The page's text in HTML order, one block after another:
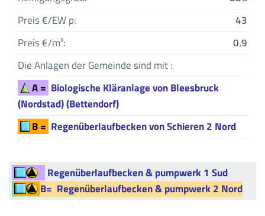
Preis €/EW p:
43
Preis €/m³:
0.9
Die Anlagen der Gemeinde sind mit :
A = Biologische Kläranlage von Bleesbruck
(Nordstad) (Bettendorf)
B = Regenüberlaufbecken von Schieren 2 Nord
Regenüberlaufbecken & pumpwerk 1 Sud
B=
Regenüberlaufbecken & pumpwerk 2 Nord